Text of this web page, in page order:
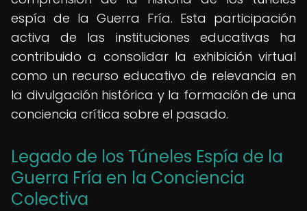
espía de la Guerra Fría. Esta participación
activa de las instituciones educativas ha
contribuido a consolidar la exhibición virtual
como un recurso educativo de relevancia en
la divulgación histórica y la formación de una
conciencia crítica sobre el pasado.
Legado de los Túneles Espía de la
Guerra Fría en la Conciencia
Colectiva